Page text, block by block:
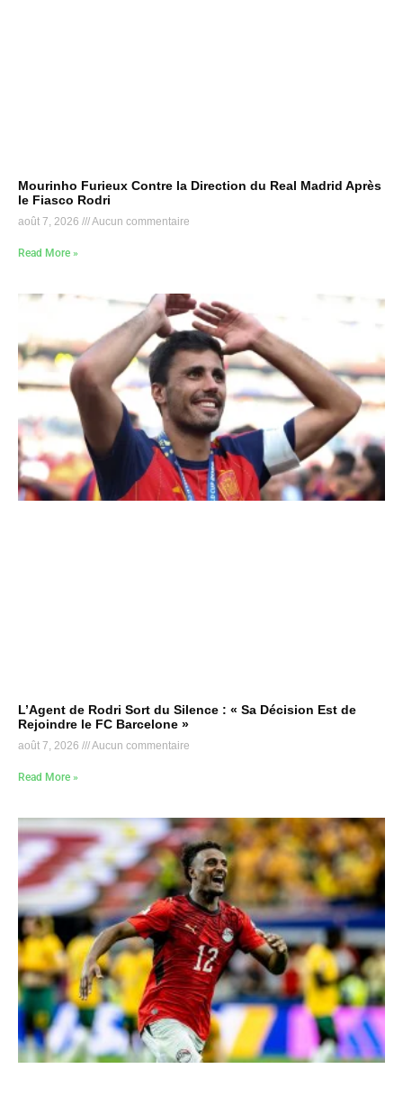
Mourinho Furieux Contre la Direction du Real Madrid Après
le Fiasco Rodri
août 7, 2026 Aucun commentaire
Read More »
L’Agent de Rodri Sort du Silence : « Sa Décision Est de
Rejoindre le FC Barcelone »
août 7, 2026 Aucun commentaire
Read More »